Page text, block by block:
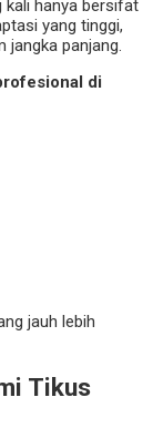
kali hanya bersifat
yang tinggi,
jangka panjang.
di
jauh lebih
Tikus